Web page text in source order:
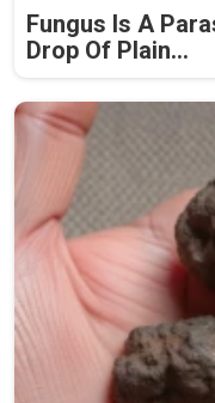
Fungus Is A
Drop Of Plain...